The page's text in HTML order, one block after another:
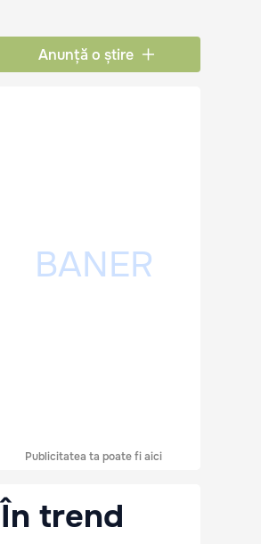
Anunță o știre
Publicitatea ta poate fi aici
În trend